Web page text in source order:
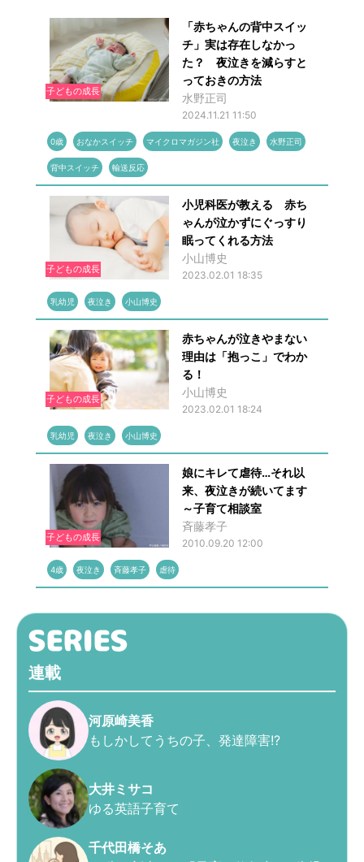
子どもの成長
「赤ちゃんの背中スイッ
チ」実は存在しなかっ
た？ 夜泣きを減らすと
っておきの方法
水野正司
2024.11.21 11:50
0歳 おなかスイッチ マイクロマガジン社 夜泣き 水野正司
背中スイッチ 輸送反応
子どもの成長
小児科医が教える 赤ち
ゃんが泣かずにぐっすり
眠ってくれる方法
小山博史
2023.02.01 18:35
乳幼児 夜泣き 小山博史
子どもの成長
赤ちゃんが泣きやまない
理由は「抱っこ」でわか
る！
小山博史
2023.02.01 18:24
乳幼児 夜泣き 小山博史
子どもの成長
娘にキレて虐待…それ以
来、夜泣きが続いてます
～子育て相談室
斉藤孝子
2010.09.20 12:00
4歳 夜泣き 斉藤孝子 虐待
連載
河原崎美香
もしかしてうちの子、発達障害!?
大井ミサコ
ゆる英語子育て
千代田橋そあ